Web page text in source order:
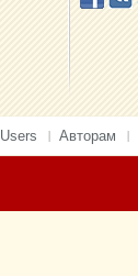
Users Авторам